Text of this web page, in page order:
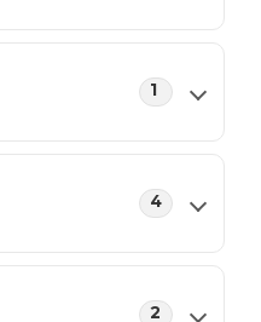
1
4
2